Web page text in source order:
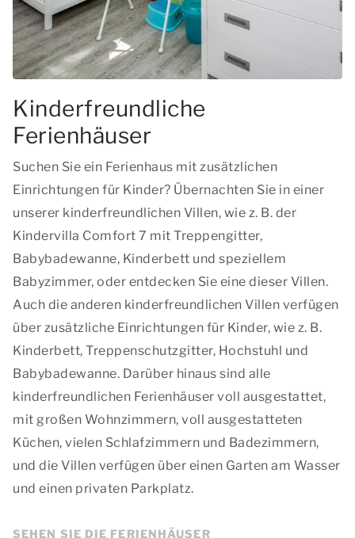
Kinderfreundliche
Ferienhäuser
Suchen Sie ein Ferienhaus mit zusätzlichen
Einrichtungen für Kinder? Übernachten Sie in einer
unserer kinderfreundlichen Villen, wie z. B. der
Kindervilla Comfort 7 mit Treppengitter,
Babybadewanne, Kinderbett und speziellem
Babyzimmer, oder entdecken Sie eine dieser Villen.
Auch die anderen kinderfreundlichen Villen verfügen
über zusätzliche Einrichtungen für Kinder, wie z. B.
Kinderbett, Treppenschutzgitter, Hochstuhl und
Babybadewanne. Darüber hinaus sind alle
kinderfreundlichen Ferienhäuser voll ausgestattet,
mit großen Wohnzimmern, voll ausgestatteten
Küchen, vielen Schlafzimmern und Badezimmern,
und die Villen verfügen über einen Garten am Wasser
und einen privaten Parkplatz.
SEHEN SIE DIE FERIENHÄUSER